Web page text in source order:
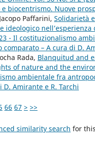
biocentrismo. Nuove
Paffarini, Solidarietà
ideologico
- Il costituzionalismo
– A cura di D.
Rada, Blanquitud and
of nature and the
ambientale fra
Amirante e R. Tarchi
66 67 > >>
similarity search for